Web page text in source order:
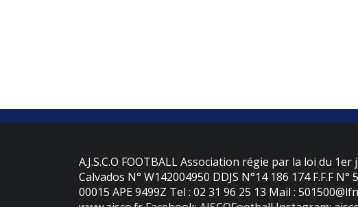
A.J.S.C.O FOOTBALL Association régie par la loi du
Calvados N° W142004950 DDJS N°14 186 174 F.F.F N°
00015 APE 9499Z Tel : 02 31 96 25 13 Mail :